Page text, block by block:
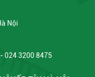
Nội
024 3200 8475